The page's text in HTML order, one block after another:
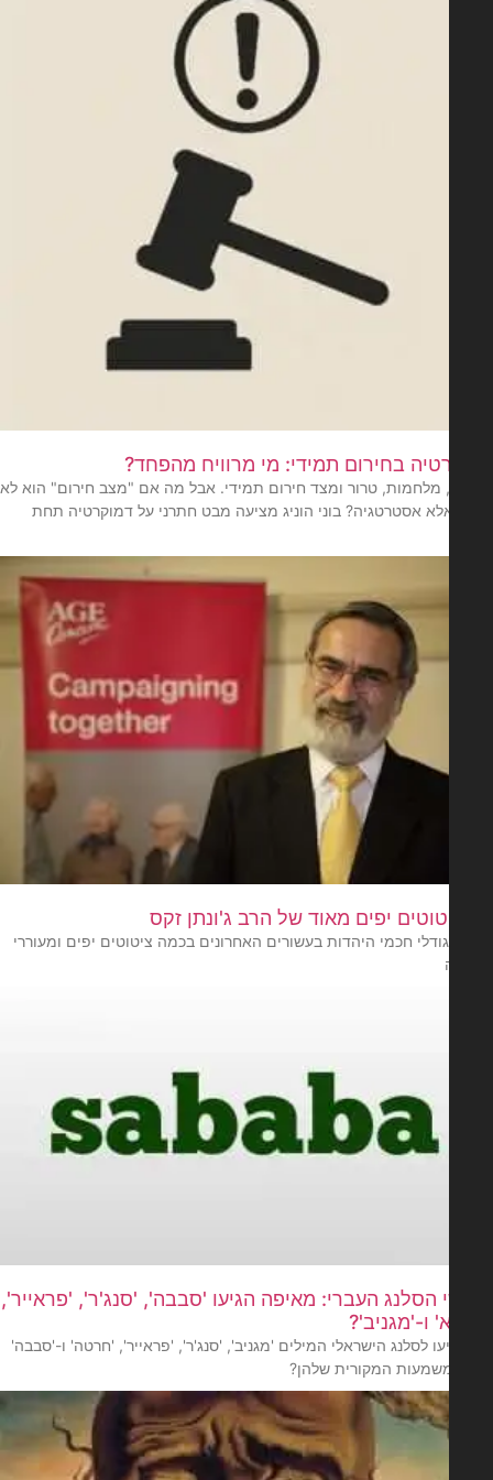
בחירום תמידי: מי מרוויח מהפחד?
מלחמות, טרור ומצד חירום תמידי. אבל מה אם "מצב חירום" הוא לא
אסטרטגיה? בוני הוניג מציעה מבט חתרני על דמוקרטיה תחת
חכמי היהדות בעשורים האחרונים בכמה ציטוטים יפים ומעוררי
הסלנג העברי: מאיפה הגיעו 'סבבה', 'סנג'ר', 'פראייר',
ו-'מגניב'?
לסלנג הישראלי המילים 'מגניב', 'סנג'ר', 'פראייר', 'חרטה' ו-'סבבה'
המקורית שלהן?